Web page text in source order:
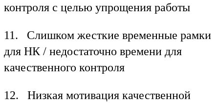
контроля с целью упрощения работы
11. Слишком жесткие временные рамки
для НК / недостаточно времени для
качественного контроля
12. Низкая мотивация качественной